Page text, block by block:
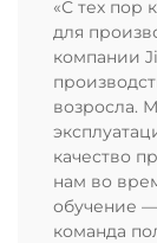
«С тех пор
для
компании
возросла.
качество
нам во
обучение
команда